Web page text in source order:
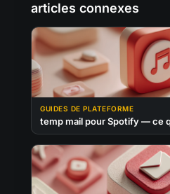
articles connexes
GUIDES DE PLATEFORME
temp mail pour Spotify — ce